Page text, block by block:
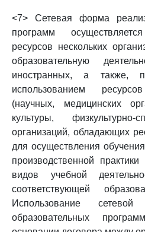
<7> Сетевая форма
программ
ресурсов нескольких
образовательную
иностранных, а также,
использованием
(научных, медицинских
культуры,
организаций, обладающих
для осуществления
производственной
видов учебной
соответствующей
Использование
образовательных